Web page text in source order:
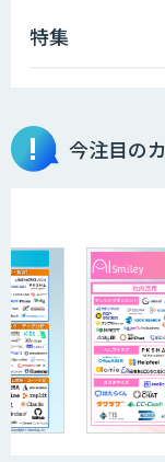
特集
今注目の